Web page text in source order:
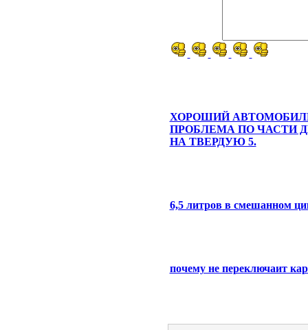
ХОРОШИЙ
ПРОБЛЕМА ПО ЧАСТИ
НА ТВЕРДУЮ 5.
6,5 литров в смешанном
почему не переключаит